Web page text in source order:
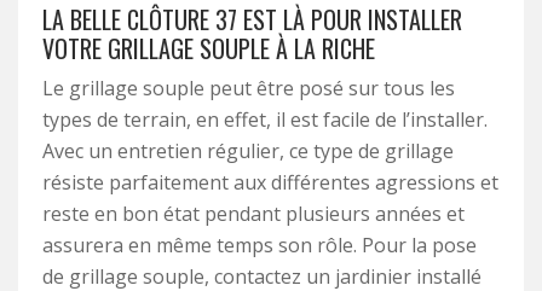
LA BELLE CLÔTURE 37 EST LÀ POUR INSTALLER
VOTRE GRILLAGE SOUPLE À LA RICHE
Le grillage souple peut être posé sur tous les
types de terrain, en effet, il est facile de l’installer.
Avec un entretien régulier, ce type de grillage
résiste parfaitement aux différentes agressions et
reste en bon état pendant plusieurs années et
assurera en même temps son rôle. Pour la pose
de grillage souple, contactez un jardinier installé